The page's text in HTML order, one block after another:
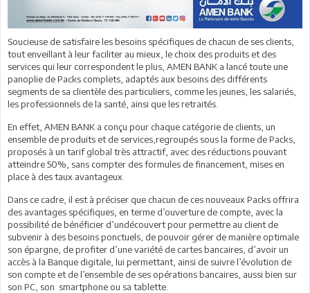
Soucieuse de satisfaire les besoins spécifiques de chacun de ses clients,
tout enveillant à leur faciliter au mieux, le choix des produits et des
services qui leur correspondent le plus, AMEN BANK a lancé toute une
panoplie de Packs complets, adaptés aux besoins des différents
segments de sa clientèle des particuliers, comme les jeunes, les salariés,
les professionnels de la santé, ainsi que les retraités.
En effet, AMEN BANK a conçu pour chaque catégorie de clients, un
ensemble de produits et de services,regroupés sous la forme de Packs,
proposés à un tarif global très attractif, avec des réductions pouvant
atteindre 50%, sans compter des formules de financement, mises en
place à des taux avantageux.
Dans ce cadre, il est à préciser que chacun de ces nouveaux Packs offrira
des avantages spécifiques, en terme d’ouverture de compte, avec la
possibilité de bénéficier d’undécouvert pour permettre au client de
subvenir à des besoins ponctuels, de pouvoir gérer de manière optimale
son épargne, de profiter d’une variété de cartes bancaires, d’avoir un
accès à la Banque digitale, lui permettant, ainsi de suivre l’évolution de
son compte et de l’ensemble de ses opérations bancaires, aussi bien sur
son PC, son smartphone ou sa tablette.